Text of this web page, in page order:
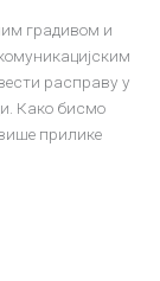
градивом и
расправу у
Како бисмо
прилике